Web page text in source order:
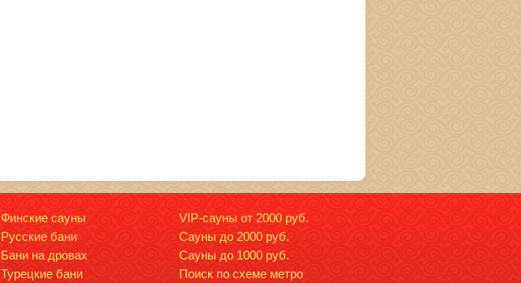
Финские сауны
Русские бани
Бани на дровах
Турецкие бани
VIP-сауны от 2000 руб.
Сауны до 2000 руб.
Сауны до 1000 руб.
Поиск по схеме метро